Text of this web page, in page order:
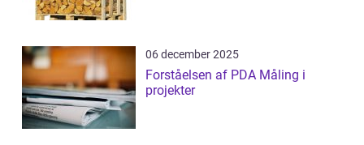
06 december 2025
Forståelsen af PDA Måling i
projekter